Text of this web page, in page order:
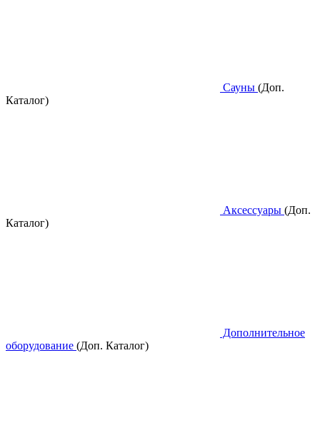
Сауны (Доп.
Каталог)
Аксессуары (Доп.
Каталог)
Дополнительное
оборудование (Доп. Каталог)